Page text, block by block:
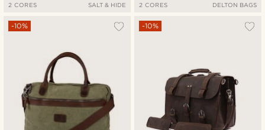
2 CORES SALT & HIDE 2 CORES DELTON BAGS
-10% -10%